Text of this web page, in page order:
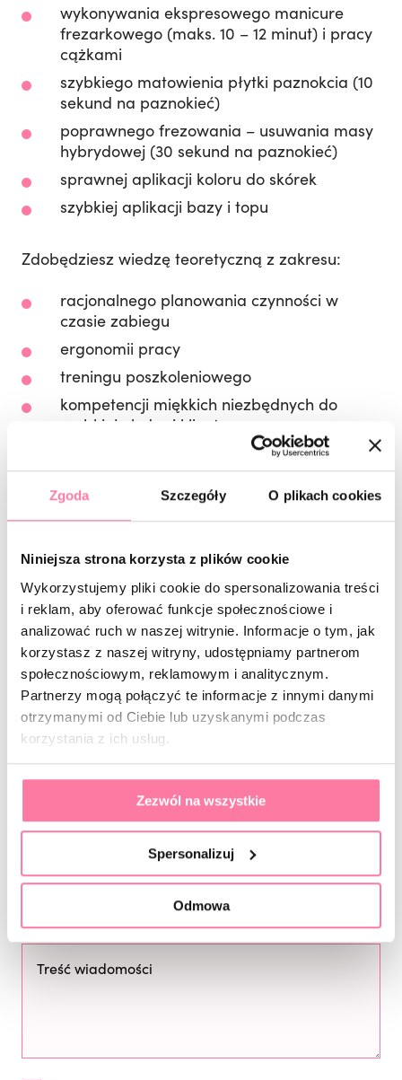
Zgoda Szczegóły O plikach cookies
Niniejsza strona korzysta z plików cookie
Wykorzystujemy pliki cookie do spersonalizowania treści
i reklam, aby oferować funkcje społecznościowe i
analizować ruch w naszej witrynie. Informacje o tym, jak
korzystasz z naszej witryny, udostępniamy partnerom
społecznościowym, reklamowym i analitycznym.
Partnerzy mogą połączyć te informacje z innymi danymi
otrzymanymi od Ciebie lub uzyskanymi podczas
korzystania z ich usług.
Zezwól na wszystkie
Spersonalizuj
Odmowa
wykonywania ekspresowego manicure
frezarkowego (maks. 10 – 12 minut) i pracy
cążkami
szybkiego matowienia płytki paznokcia (10
sekund na paznokieć)
poprawnego frezowania – usuwania masy
hybrydowej (30 sekund na paznokieć)
sprawnej aplikacji koloru do skórek
szybkiej aplikacji bazy i topu
Zdobędziesz wiedzę teoretyczną z zakresu:
racjonalnego planowania czynności w
czasie zabiegu
ergonomii pracy
treningu poszkoleniowego
kompetencji miękkich niezbędnych do
szybkiej obsługi klienta
Praca na dłoni modelki – paznokcie pokryte
masą.
MASZPYTANIA?
Skontaktuj się z nami, a z przyjemnością doradzimy i
odpowiemy na wszystkie pytania!